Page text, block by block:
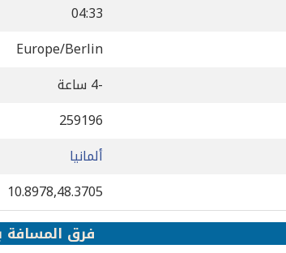
04:33
Europe/Berlin
-4 ساعة
259196
ألمانيا
10.8978,48.3705
فرق المسافة